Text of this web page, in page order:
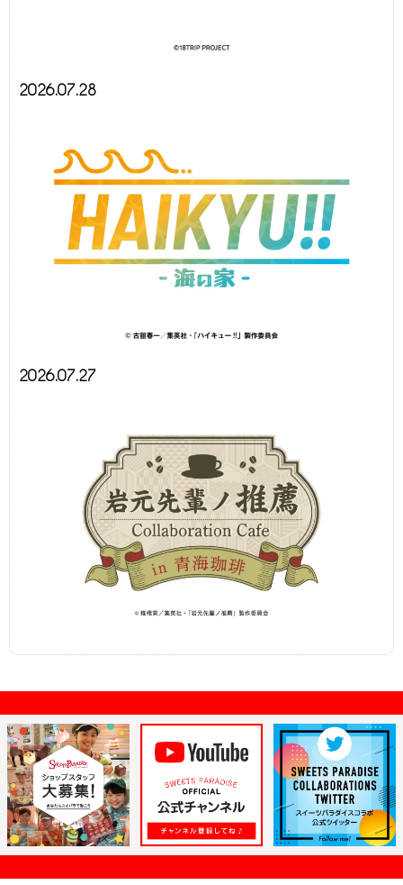
2026.07.28
2026.07.27